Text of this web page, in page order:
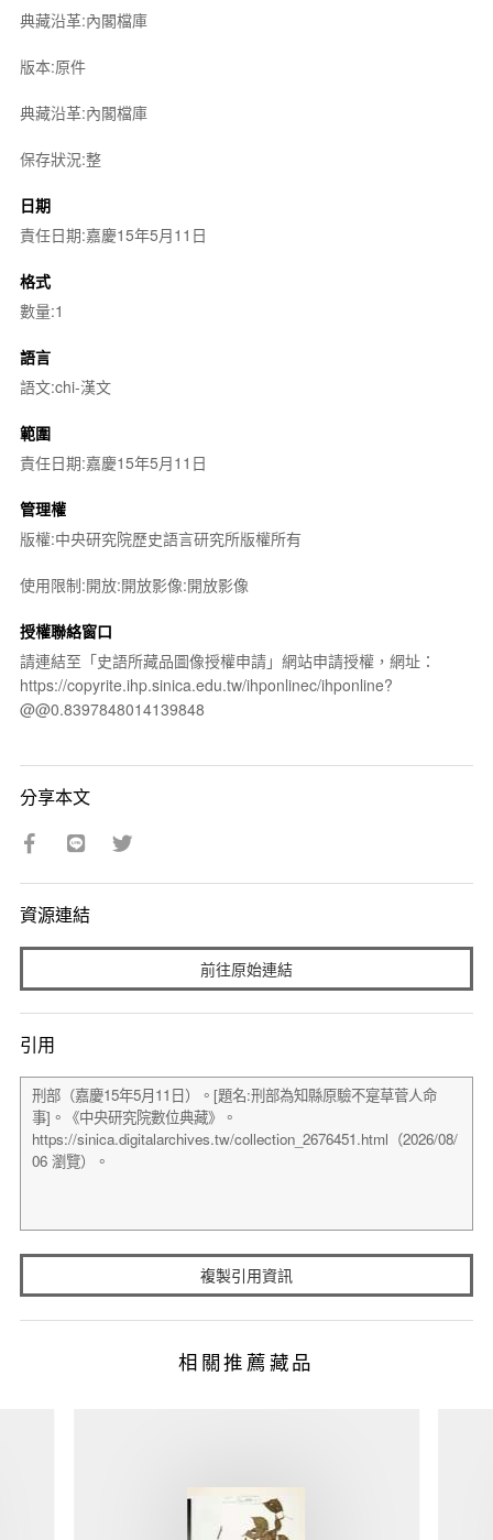
典藏沿革:內閣檔庫
版本:原件
典藏沿革:內閣檔庫
保存狀況:整
日期
責任日期:嘉慶15年5月11日
格式
數量:1
語言
語文:chi-漢文
範圍
責任日期:嘉慶15年5月11日
管理權
版權:中央研究院歷史語言研究所版權所有
使用限制:開放:開放影像:開放影像
授權聯絡窗口
請連結至「史語所藏品圖像授權申請」網站申請授權，網址：
https://copyrite.ihp.sinica.edu.tw/ihponlinec/ihponline?
@@0.8397848014139848
分享本文
資源連結
前往原始連結
引用
複製引用資訊
相關推薦藏品